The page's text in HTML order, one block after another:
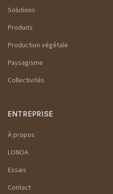
Solutions
Produits
Production végétale
Paysagisme
Collectivités
ENTREPRISE
À propos
LONOA
Essais
Contact